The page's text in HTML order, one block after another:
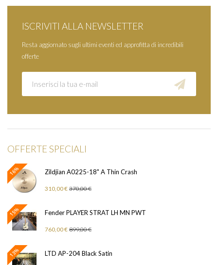
ISCRIVITI ALLA NEWSLETTER
Resta aggiornato sugli ultimi eventi ed approfitta di incredibili
offerte
OFFERTE SPECIALI
16% Zildjian A0225-18" A Thin Crash
310,00 € 370,00 €
15% Fender PLAYER STRAT LH MN PWT
760,00 € 899,00 €
13% LTD AP-204 Black Satin